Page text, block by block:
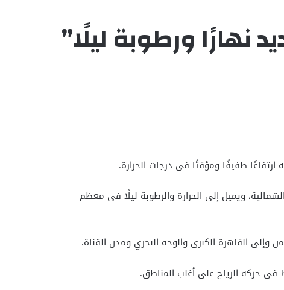
ورطوبة ليلًا”
طفيفًا ومؤقتًا في درجات الحرارة.
ويميل إلى الحرارة والرطوبة ليلًا في معظم
وإلى القاهرة الكبرى والوجه البحري ومدن القناة.
حركة الرياح على أغلب المناطق.